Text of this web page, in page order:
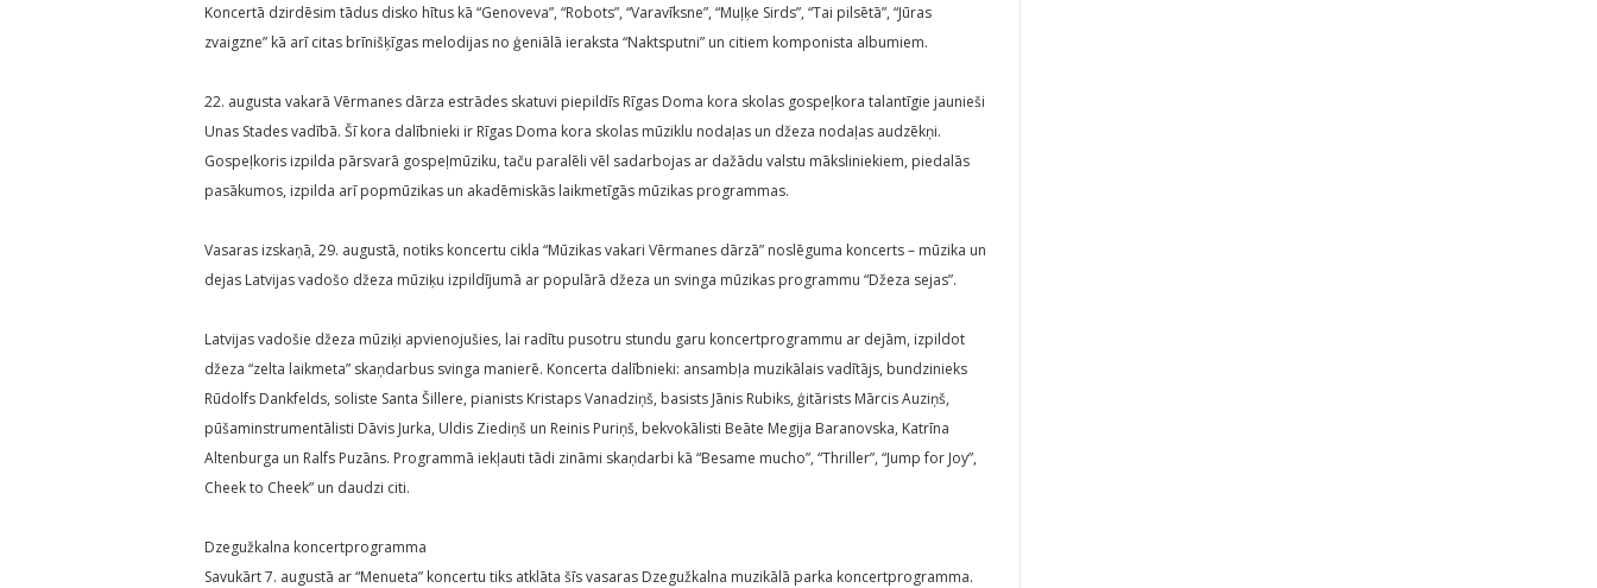
Koncertā dzirdēsim tādus disko hītus kā “Genoveva”, “Robots”, “Varavīksne”, “Muļķe Sirds”, “Tai pilsētā”, “Jūras
zvaigzne” kā arī citas brīnišķīgas melodijas no ģeniālā ieraksta “Naktsputni” un citiem komponista albumiem.
22. augusta vakarā Vērmanes dārza estrādes skatuvi piepildīs Rīgas Doma kora skolas gospeļkora talantīgie jaunieši
Unas Stades vadībā. Šī kora dalībnieki ir Rīgas Doma kora skolas mūziklu nodaļas un džeza nodaļas audzēkņi.
Gospeļkoris izpilda pārsvarā gospeļmūziku, taču paralēli vēl sadarbojas ar dažādu valstu māksliniekiem, piedalās
pasākumos, izpilda arī popmūzikas un akadēmiskās laikmetīgās mūzikas programmas.
Vasaras izskaņā, 29. augustā, notiks koncertu cikla “Mūzikas vakari Vērmanes dārzā” noslēguma koncerts – mūzika un
dejas Latvijas vadošo džeza mūziķu izpildījumā ar populārā džeza un svinga mūzikas programmu “Džeza sejas”.
Latvijas vadošie džeza mūziķi apvienojušies, lai radītu pusotru stundu garu koncertprogrammu ar dejām, izpildot
džeza “zelta laikmeta” skaņdarbus svinga manierē. Koncerta dalībnieki: ansambļa muzikālais vadītājs, bundzinieks
Rūdolfs Dankfelds, soliste Santa Šillere, pianists Kristaps Vanadziņš, basists Jānis Rubiks, ģitārists Mārcis Auziņš,
pūšaminstrumentālisti Dāvis Jurka, Uldis Ziediņš un Reinis Puriņš, bekvokālisti Beāte Megija Baranovska, Katrīna
Altenburga un Ralfs Puzāns. Programmā iekļauti tādi zināmi skaņdarbi kā “Besame mucho”, “Thriller”, “Jump for Joy”,
Cheek to Cheek” un daudzi citi.
Dzegužkalna koncertprogramma
Savukārt 7. augustā ar “Menueta” koncertu tiks atklāta šīs vasaras Dzegužkalna muzikālā parka koncertprogramma.